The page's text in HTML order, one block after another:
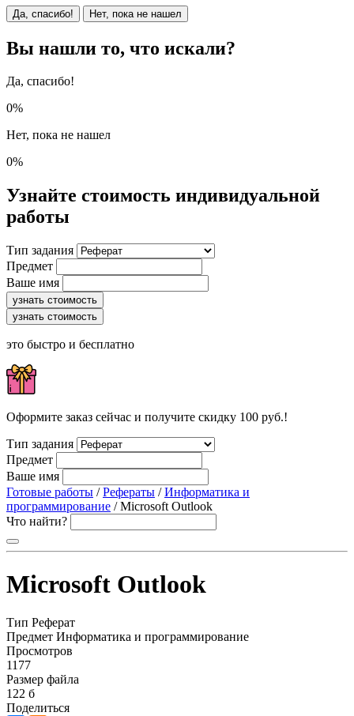
Да, спасибо! Нет, пока не нашел
Вы нашли то, что искали?
Да, спасибо!
0%
Нет, пока не нашел
0%
Узнайте стоимость индивидуальной
работы
Тип задания
Предмет
Ваше имя
узнать стоимость
узнать стоимость
это быстро и бесплатно
Оформите заказ сейчас и получите скидку 100 руб.!
Тип задания
Предмет
Ваше имя
Готовые работы /Рефераты /Информатика и
программирование / Microsoft Outlook
Что найти?
Microsoft Outlook
Тип Реферат
Предмет Информатика и программирование
Просмотров
1177
Размер файла
122 б
Поделиться